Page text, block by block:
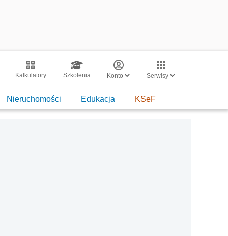
Kalkulatory Szkolenia Konto Serwisy
Nieruchomości Edukacja KSeF